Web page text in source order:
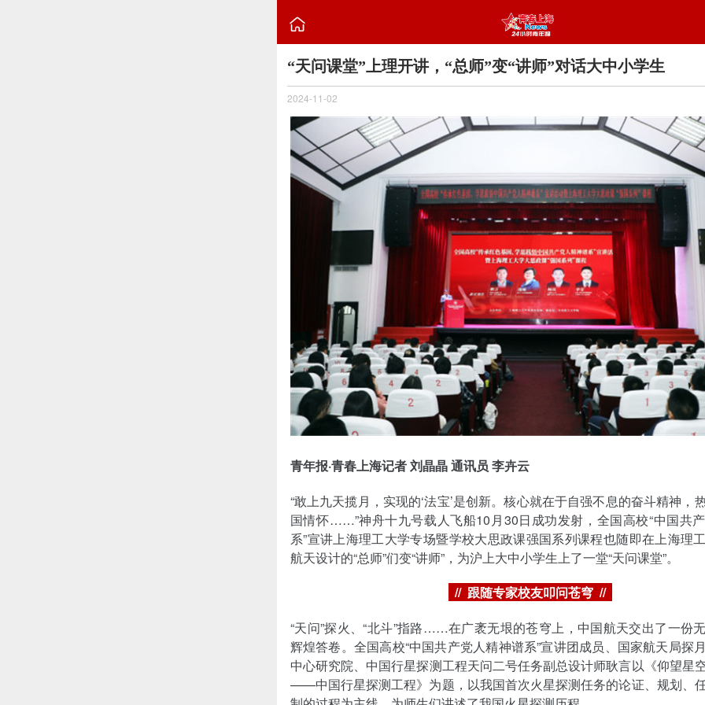

“天问课堂”上理开讲，“总师”变“讲师”对话大中小学生
2024-11-02
青年报·青春上海记者 刘晶晶 通讯员 李卉云
“敢上九天揽月，实现的‘法宝’是创新。核心就在于自强不息的奋斗精神，
国情怀……”神舟十九号载人飞船10月30日成功发射，全国高校“中国共
系”宣讲上海理工大学专场暨学校大思政课强国系列课程也随即在上海理
航天设计的“总师”们变“讲师”，为沪上大中小学生上了一堂“天问课堂”。
// 跟随专家校友叩问苍穹 //
“天问”探火、“北斗”指路……在广袤无垠的苍穹上，中国航天交出了一份
辉煌答卷。全国高校“中国共产党人精神谱系”宣讲团成员、国家航天局探
中心研究院、中国行星探测工程天问二号任务副总设计师耿言以《仰望星
——中国行星探测工程》为题，以我国首次火星探测任务的论证、规划、